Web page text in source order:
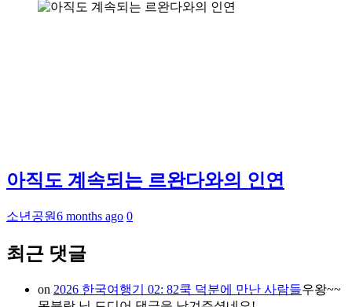
아직도 계속되는 르완다와의 인연
소년공원6 months ago 0
최근 댓글
on 2026 한국여행기 02: 82쿡 덕분에 만난 사람들우왕~~